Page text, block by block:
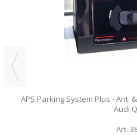
APS Parking System Plus - Ant.
Audi
Art.